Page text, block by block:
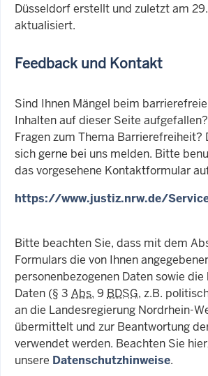
Düsseldorf erstellt und zuletzt am
aktualisiert.
Feedback und Kontakt
Sind Ihnen Mängel beim
Inhalten auf dieser Seite
Fragen zum Thema Barrierefreiheit?
sich gerne bei uns melden. Bitte
das vorgesehene Kontaktformular
https://www.justiz.nrw.de/
Bitte beachten Sie, dass mit dem
Formulars die von Ihnen
personenbezogenen Daten sowie
Daten (§ 3 Abs. 9 BDSG, z.B.
an die Landesregierung Nordrhein-
übermittelt und zur Beantwortung
verwendet werden. Beachten Sie
unsere Datenschutzhinweise.